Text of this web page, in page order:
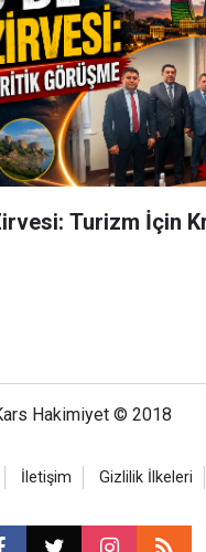
Turizm İçin
Hakimiyet © 2018
İletişim Gizlilik İlkeleri